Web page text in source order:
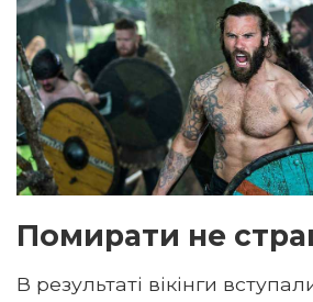
Помирати не
В результаті вікінги